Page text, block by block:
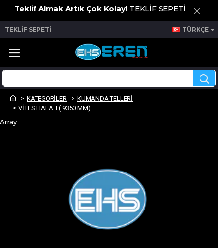
Teklif Almak Artık Çok Kolay! TEKLİF SEPETİ
TEKLİF SEPETİ TÜRKÇE
KATEGORİLER
KUMANDA TELLERİ
VİTES HALATI ( 9350 MM)
Array